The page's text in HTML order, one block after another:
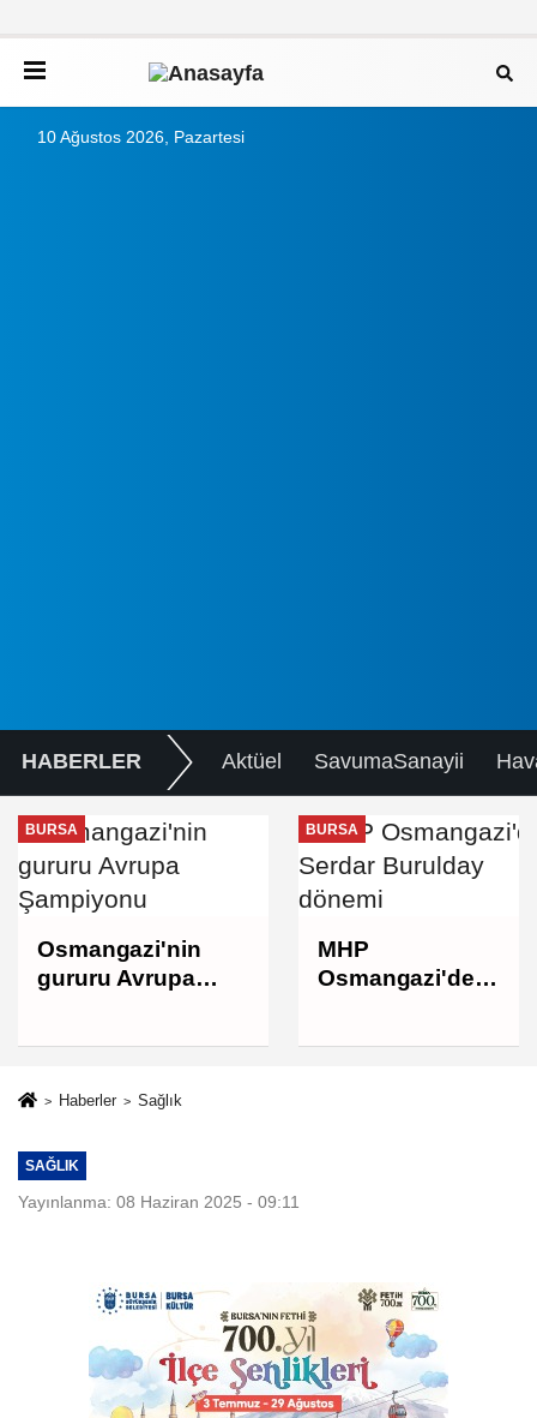
10 Ağustos 2026, Pazartesi
HABERLER Aktüel SavumaSanayii
BURSA
Osmangazi'nin
gururu Avrupa
BURSA
MHP
Osmangazi'de
Haberler Sağlık
SAĞLIK
Yayınlanma: 08 Haziran 2025 - 09:11